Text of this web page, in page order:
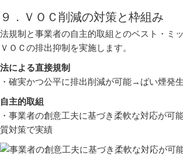
９．ＶＯＣ削減の対策と枠組み
法規制と事業者の自主的取組とのベスト・ミ
ＶＯＣの排出抑制を実施します。
法による直接規制
・確実かつ公平に排出削減が可能→ばい煙発
自主的取組
・事業者の創意工夫に基づき柔軟な対応が可
質対策で実績